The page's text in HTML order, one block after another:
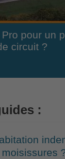
pour un
circuit ?
: